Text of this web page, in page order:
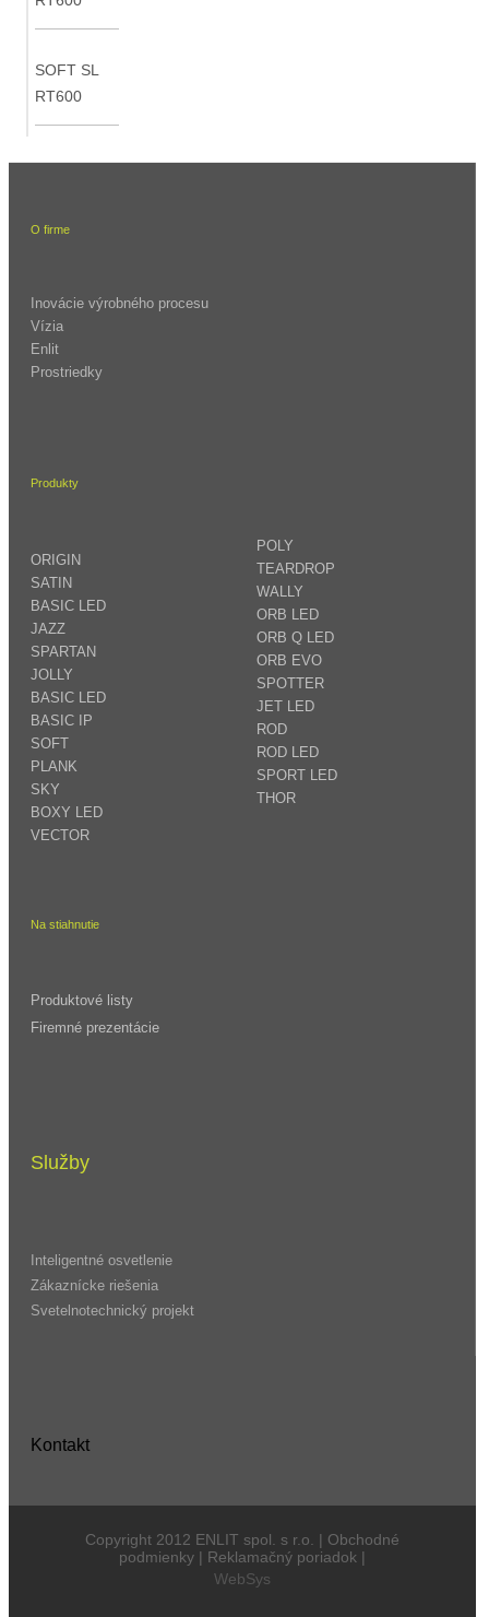
SOFT SL
RT600
O firme
Inovácie výrobného procesu
Vízia
Enlit
Prostriedky
Produkty
ORIGIN
SATIN
BASIC LED
JAZZ
SPARTAN
JOLLY
BASIC LED
BASIC IP
SOFT
PLANK
SKY
BOXY LED
VECTOR
POLY
TEARDROP
WALLY
ORB LED
ORB Q LED
ORB EVO
SPOTTER
JET LED
ROD
ROD LED
SPORT LED
THOR
Na stiahnutie
Produktové listy
Firemné prezentácie
Služby
Inteligentné osvetlenie
Zákaznícke riešenia
Svetelnotechnický projekt
Kontakt
Copyright 2012 ENLIT spol. s r.o. | Obchodné
podmienky | Reklamačný poriadok |
WebSys